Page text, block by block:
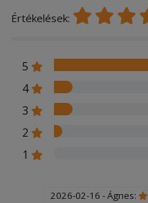
Értékelések:
5
4
3
2
1
2026-02-16 - Ágnes: